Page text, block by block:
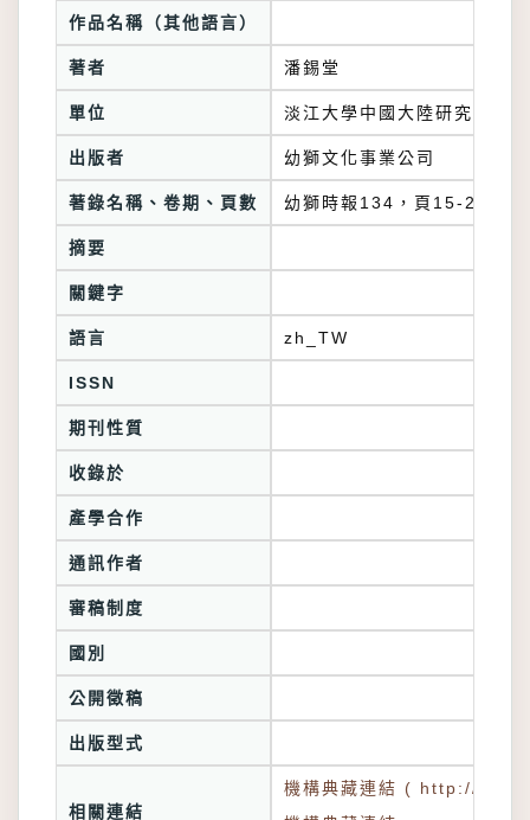
作品名稱（其他語言）
著者 潘錫堂
單位 淡江大學中國大陸研究所
出版者 幼獅文化事業公司
著錄名稱、卷期、頁數 幼獅時報134，頁15-20
摘要
關鍵字
語言 zh_TW
ISSN
期刊性質
收錄於
產學合作
通訊作者
審稿制度
國別
公開徵稿
出版型式
相關連結
機構典藏連結 ( http://